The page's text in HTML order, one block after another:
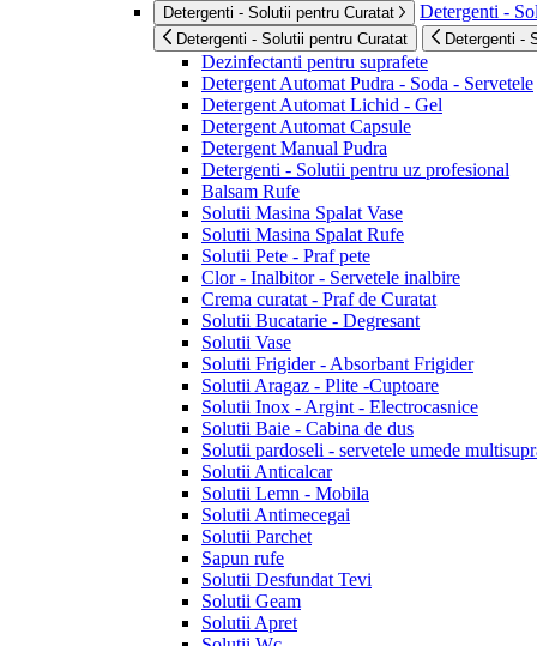
Detergenti - Solutii pentru Curatat
Detergenti -
Detergenti - Solutii pentru Curatat Detergenti -
Dezinfectanti pentru suprafete
Detergent Automat Pudra - Soda - Servetele
Detergent Automat Lichid - Gel
Detergent Automat Capsule
Detergent Manual Pudra
Detergenti - Solutii pentru uz profesional
Balsam Rufe
Solutii Masina Spalat Vase
Solutii Masina Spalat Rufe
Solutii Pete - Praf pete
Clor - Inalbitor - Servetele inalbire
Crema curatat - Praf de Curatat
Solutii Bucatarie - Degresant
Solutii Vase
Solutii Frigider - Absorbant Frigider
Solutii Aragaz - Plite -Cuptoare
Solutii Inox - Argint - Electrocasnice
Solutii Baie - Cabina de dus
Solutii pardoseli - servetele umede
Solutii Anticalcar
Solutii Lemn - Mobila
Solutii Antimecegai
Solutii Parchet
Sapun rufe
Solutii Desfundat Tevi
Solutii Geam
Solutii Apret